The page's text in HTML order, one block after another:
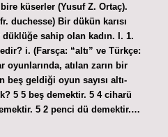
küserler (Yusuf Z. Ortaç).
duchesse) Bir dükün karısı
sahip olan kadın. I. 1.
i. (Farsça: “altı” ve Türkçe:
oyunlarında, atılan zarın bir
geldiği oyun sayısı altı-
5 5 beş demektir. 5 4 ciharü
5 2 penci dü demektir.…